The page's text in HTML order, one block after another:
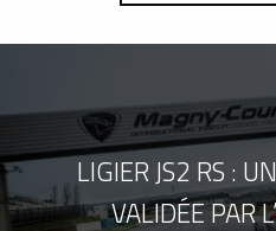
LIGIER JS2 RS :
VALIDÉE PAR